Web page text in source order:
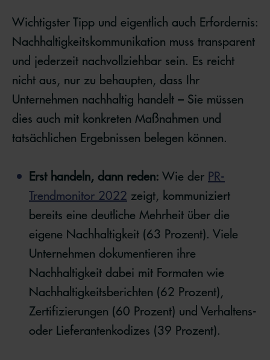
Wichtigster Tipp und eigentlich auch Erfordernis:
Nachhaltigkeitskommunikation muss transparent
und jederzeit nachvollziehbar sein. Es reicht
nicht aus, nur zu behaupten, dass Ihr
Unternehmen nachhaltig handelt – Sie müssen
dies auch mit konkreten Maßnahmen und
tatsächlichen Ergebnissen belegen können.
Erst handeln, dann reden: Wie der PR-
Trendmonitor 2022 zeigt, kommuniziert
bereits eine deutliche Mehrheit über die
eigene Nachhaltigkeit (63 Prozent). Viele
Unternehmen dokumentieren ihre
Nachhaltigkeit dabei mit Formaten wie
Nachhaltigkeitsberichten (62 Prozent),
Zertifizierungen (60 Prozent) und Verhaltens-
oder Lieferantenkodizes (39 Prozent).